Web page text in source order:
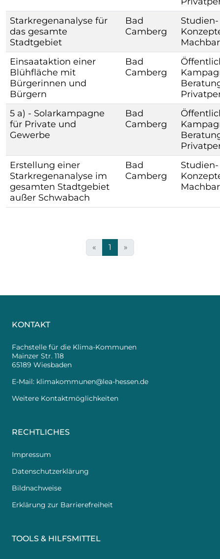
Starkregenanalyse für
das gesamte
Stadtgebiet
Bad
Camberg
Einsaataktion einer
Blühfläche mit
Bürgerinnen und
Bürgern
Bad
Camberg
5 a) - Solarkampagne
für Private und
Gewerbe
Bad
Camberg
Erstellung einer
Starkregenanalyse im
gesamten Stadtgebiet
außer Schwabach
Bad
Camberg
« 1 »
KONTAKT
Fachstelle für die Klima-Kommunen
Mainzer Str. 118
65189 Wiesbaden
E-Mail: klimakommunen@lea-hessen.de
Weitere Kontaktmöglichkeiten
RECHTLICHES
Impressum
Datenschutzerklärung
Bildnachweise
Erklärung zur Barrierefreiheit
TOOLS & HILFSMITTEL